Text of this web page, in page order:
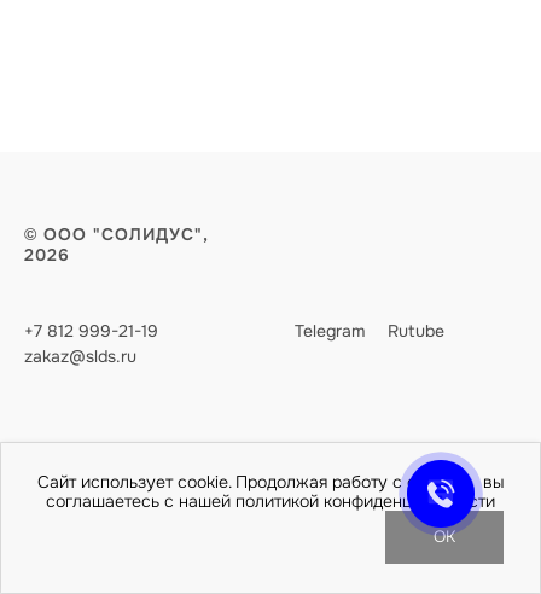
© ООО "СОЛИДУС",
2026
+7 812 999-21-19
zakaz@slds.ru
Telegram Rutube
Сайт использует cookie. Продолжая работу с сайтом, вы
соглашаетесь с нашей политикой конфиденциальности
OK